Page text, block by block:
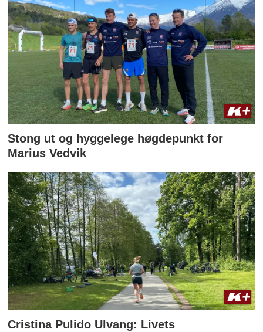
Stong ut og hyggelege høgdepunkt for
Marius Vedvik
Cristina Pulido Ulvang: Livets